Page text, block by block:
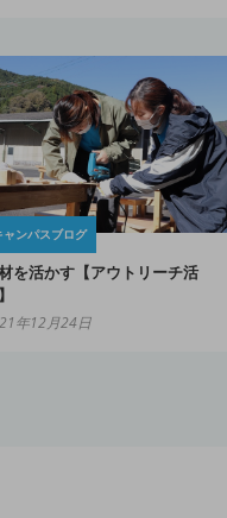
ャンパスブログ
を活かす【アウトリーチ活
年12月24日